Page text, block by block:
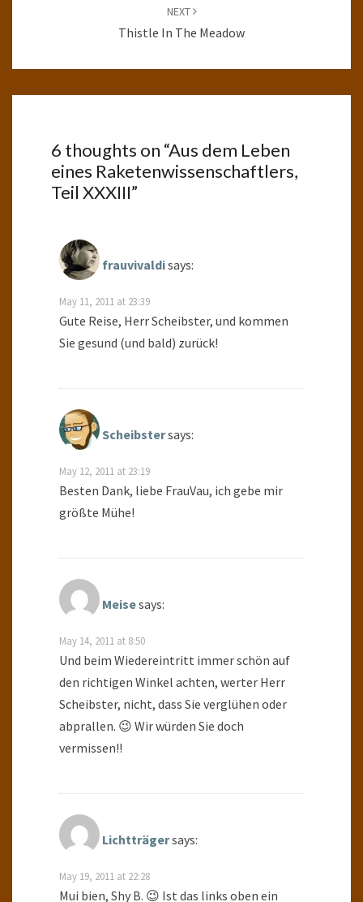
NEXT
Thistle In The Meadow
6 thoughts on “Aus dem Leben
eines Raketenwissenschaftlers,
Teil XXXIII”
frauvivaldisays:
May 11, 2011 at 23:39
Gute Reise, Herr Scheibster, und kommen
Sie gesund (und bald) zurück!
Scheibstersays:
May 12, 2011 at 23:19
Besten Dank, liebe FrauVau, ich gebe mir
größte Mühe!
Meisesays:
May 14, 2011 at 8:50
Und beim Wiedereintritt immer schön auf
den richtigen Winkel achten, werter Herr
Scheibster, nicht, dass Sie verglühen oder
abprallen. 😉 Wir würden Sie doch
vermissen!!
Lichtträgersays:
May 19, 2011 at 22:28
Mui bien, Shy B. 😉 Ist das links oben ein